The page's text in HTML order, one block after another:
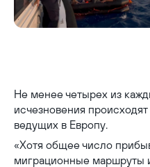
Не менее четырех из
исчезновения
ведущих в Европу.
«Хотя общее число
миграционные маршруты